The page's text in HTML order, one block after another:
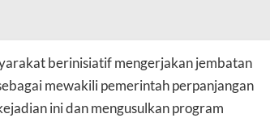
berinisiatif mengerjakan jembatan
mewakili pemerintah perpanjangan
ini dan mengusulkan program